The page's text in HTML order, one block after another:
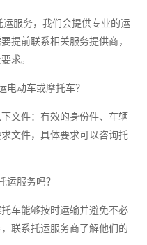
服务，我们会提供专业的运
提前联系相关服务提供商，
求。
电动车或摩托车？
文件：有效的身份件、车辆
文件，具体要求可以咨询托
运服务吗？
车能够按时运输并避免不必
联系托运服务商了解他们的